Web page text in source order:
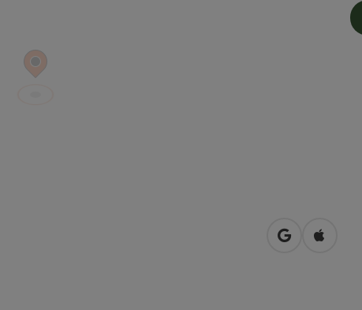
Otevřít vOtevřít